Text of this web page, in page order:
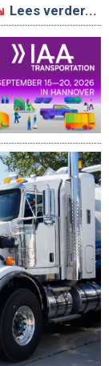
Lees verder...